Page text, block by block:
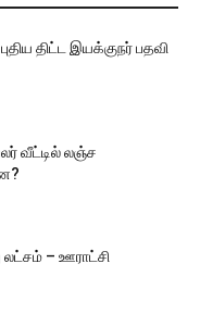
திட்ட இயக்குநர் பதவி
வீட்டில் லஞ்ச
லட்சம் – ஊராட்சி